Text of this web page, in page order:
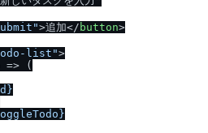
>追加</ button>
list">
=> (